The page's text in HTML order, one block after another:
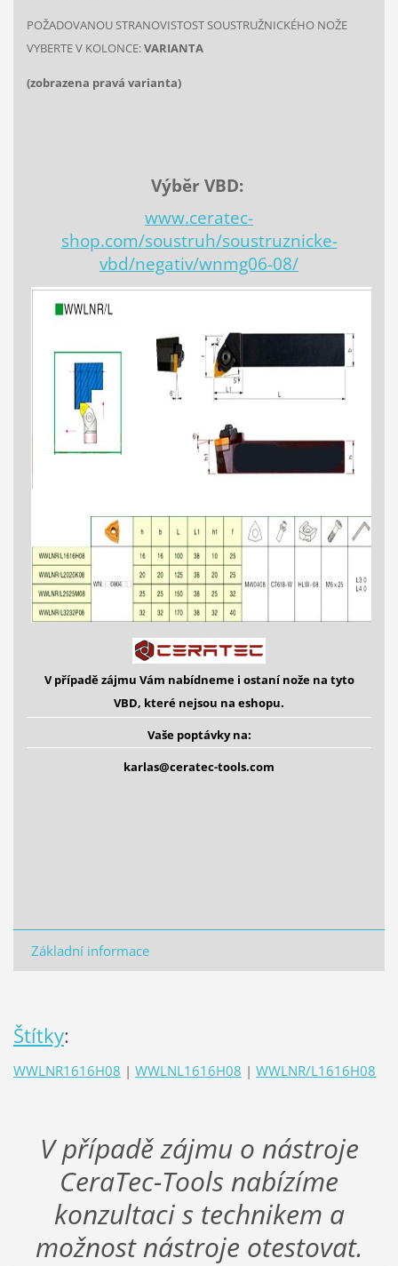
POŽADOVANOU STRANOVISTOST SOUSTRUŽNICKÉHO NOŽE
VYBERTE V KOLONCE:VARIANTA
(zobrazena pravá varianta)
Výběr VBD:
www.ceratec-
shop.com/soustruh/soustruznicke-
vbd/negativ/wnmg06-08/
V případě zájmu Vám nabídneme i ostanínože na tyto
VBD, které nejsou na eshopu.
Vaše poptávky na:
karlas@ceratec-tools.com
Základní informace
Štítky:
WWLNR1616H08 | WWLNL1616H08 | WWLNR/L1616H08
V případě zájmu o nástroje
CeraTec-Tools nabízíme
konzultaci s technikem a
možnost nástroje otestovat.